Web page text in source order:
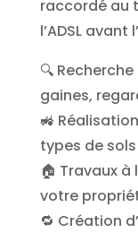
raccordé au
l’ADSL
🔍
gaines,
🚜
types de
🏠 Travaux à
votre
🔁 Création